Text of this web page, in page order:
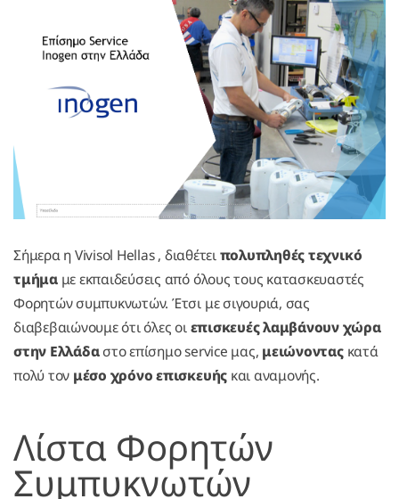
Σήμερα η Vivisol Hellas , διαθέτειπολυπληθές τεχνικό
τμήμαμε εκπαιδεύσεις από όλους τους κατασκευαστές
Φορητών συμπυκνωτών. Έτσι με σιγουριά, σας
διαβεβαιώνουμε ότι όλες οιεπισκευές λαμβάνουν χώρα
στην Ελλάδαστο επίσημο service μας, μειώνοντας κατά
πολύ τον μέσο χρόνο επισκευής και αναμονής.
Λίστα Φορητών
Συμπυκνωτών